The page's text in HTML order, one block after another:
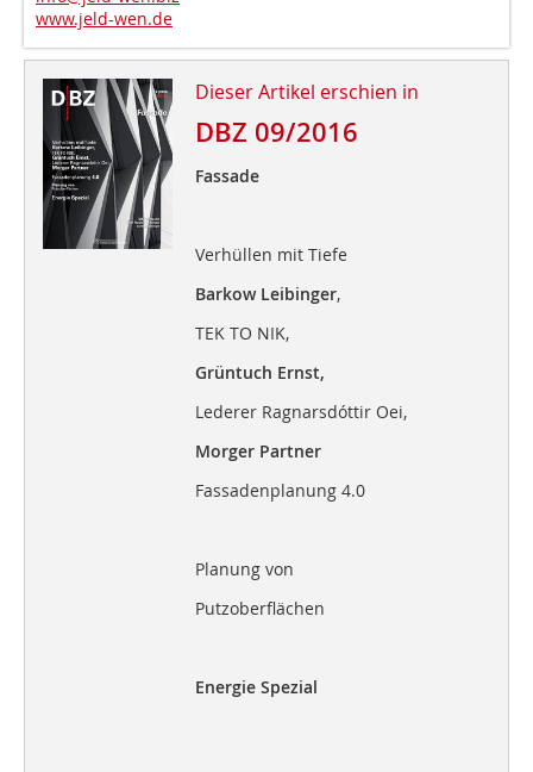
www.jeld-wen.de
Dieser Artikel erschien in
DBZ 09/2016
Fassade
Verhüllen mit Tiefe
Barkow Leibinger,
TEK TO NIK,
Grüntuch Ernst,
Lederer Ragnarsdóttir Oei,
Morger Partner
Fassadenplanung 4.0
Planung von
Putzoberflächen
Energie Spezial